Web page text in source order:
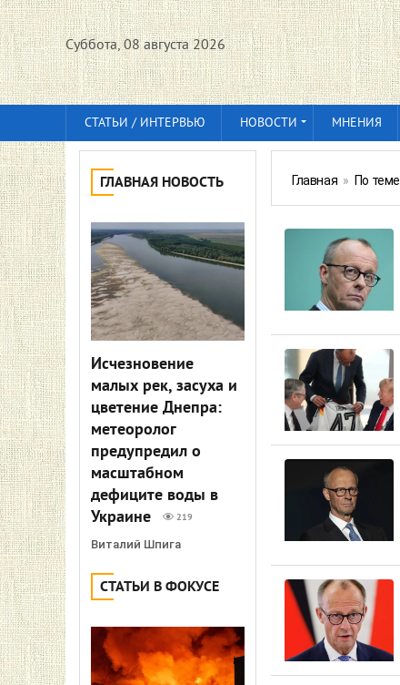
Суббота, 08 августа 2026
СТАТЬИ / ИНТЕРВЬЮ НОВОСТИ МНЕНИЯ
ГЛАВНАЯ НОВОСТЬ
Исчезновение
малых рек, засуха и
цветение Днепра:
метеоролог
предупредил о
масштабном
дефиците воды в
Украине
219
Виталий Шпига
СТАТЬИ В ФОКУСЕ
Главная » По теме